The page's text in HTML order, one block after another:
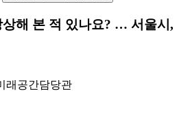
해 본 적 있나요? … 서울시,
래공간담당관